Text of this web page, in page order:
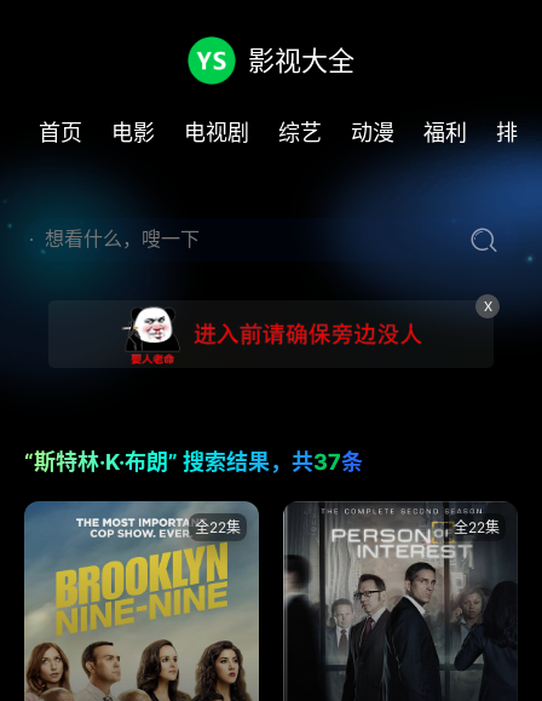
影视大全
首页 电影 电视剧 综艺 动漫 福利 排
X
“斯特林·K·布朗” 搜索结果，共37条
全22集 全22集